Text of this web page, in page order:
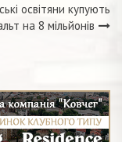
освітяни купують
на 8 мільйонів